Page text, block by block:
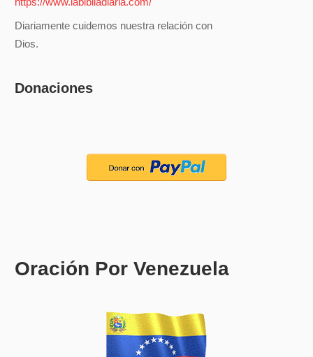
Diariamente cuidemos nuestra relación con
Dios.
Donaciones
Oración Por Venezuela